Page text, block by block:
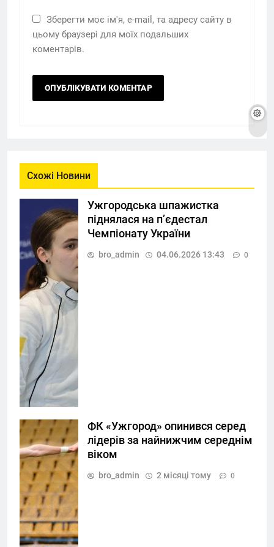
Зберегти моє ім'я, e-mail, та адресу сайту в
цьому браузері для моїх подальших
коментарів.
Схожі Новини
Ужгородська шпажистка
піднялася на п’єдестал
Чемпіонату України
bro_admin 04.06.2026 13:43 0
ФК «Ужгород» опинився серед
лідерів за найнижчим середнім
віком
bro_admin 2 місяці тому 0